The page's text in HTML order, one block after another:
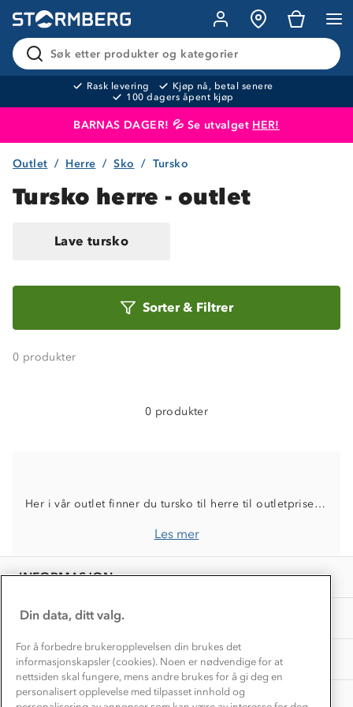
Søk etter produkter og kategorier
Rask levering
Kjøp nå, betal senere
100 dagers åpent kjøp
BARNAS DAGER! 💦 Se utvalget HER!
Produktet er lagt i handlekurven
Outlet Herre Sko Tursko
Tursko herre - outlet
Lave tursko
Sorter& Filtrer
0 produkter
0 produkter
Her i vår outlet finner du tursko til herre til outletpriser. Vår outletkolleksjon inneholder gode produkter som ikke kommer tilbake på lager, så vær rask å sikre deg din favoritt nå
Les mer
INFORMASJON
Våre butikker
Bedrift, barnehage og SFO
Presse
OM OSS
Om Stormberg
Klima og miljø
Materialer
Samarbeide med oss?
TIPS OG RÅD
Trelagsprinsippet barn
Dette trenger du til barnehagen
Store størrelser
Turmat oppskrifter
Beredskap
AKTIVITETER
Norgesferie 🇳🇴
Få turinspirasjon og tips her⛰
Overnatte utendørs⛺
Leirskole 🥾
Barnehageansatt
Tips til hyttetur
Din data, ditt valg.
For å forbedre brukeropplevelsen din brukes det
informasjonskapsler (cookies). Noen er nødvendige for at
nettsiden skal fungere, mens andre brukes for å gi deg en
personalisert opplevelse med tilpasset innhold og